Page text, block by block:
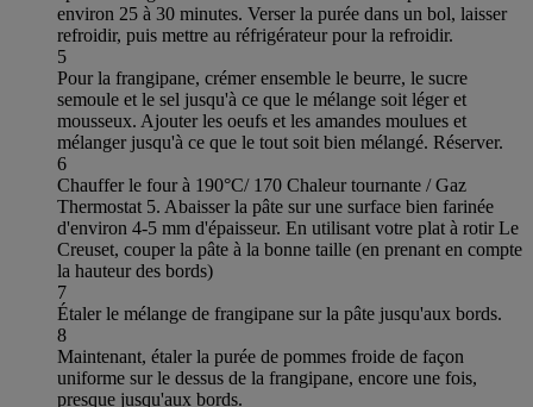
environ 25 à 30 minutes. Verser la purée dans un bol, laisser
refroidir, puis mettre au réfrigérateur pour la refroidir.
5
Pour la frangipane, crémer ensemble le beurre, le sucre
semoule et le sel jusqu'à ce que le mélange soit léger et
mousseux. Ajouter les oeufs et les amandes moulues et
mélanger jusqu'à ce que le tout soit bien mélangé. Réserver.
6
Chauffer le four à 190°C/ 170 Chaleur tournante / Gaz
Thermostat 5. Abaisser la pâte sur une surface bien farinée
d'environ 4-5 mm d'épaisseur. En utilisant votre plat à rotir Le
Creuset, couper la pâte à la bonne taille (en prenant en compte
la hauteur des bords)
7
Étaler le mélange de frangipane sur la pâte jusqu'aux bords.
8
Maintenant, étaler la purée de pommes froide de façon
uniforme sur le dessus de la frangipane, encore une fois,
presque jusqu'aux bords.